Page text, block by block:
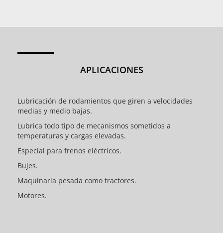
APLICACIONES
Lubricación de rodamientos que giren a velocidades
medias y medio bajas.
Lubrica todo tipo de mecanismos sometidos a
temperaturas y cargas elevadas.
Especial para frenos eléctricos.
Bujes.
Maquinaría pesada como tractores.
Motores.